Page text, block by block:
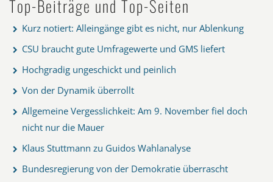
Top-Beiträge und Top-Seiten
Kurz notiert: Alleingänge gibt es nicht, nur Ablenkung
CSU braucht gute Umfragewerte und GMS liefert
Hochgradig ungeschickt und peinlich
Von der Dynamik überrollt
Allgemeine Vergesslichkeit: Am 9. November fiel doch
nicht nur die Mauer
Klaus Stuttmann zu Guidos Wahlanalyse
Bundesregierung von der Demokratie überrascht